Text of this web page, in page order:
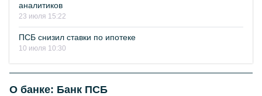
аналитиков
23 июля 15:22
ПСБ снизил ставки по ипотеке
10 июля 10:30
О банке: Банк ПСБ